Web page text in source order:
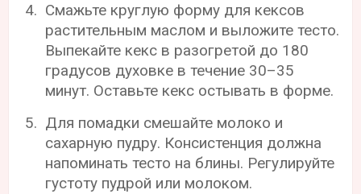
Смажьте круглую форму для кексов
растительным маслом и выложите тесто.
Выпекайте кекс в разогретой до 180
градусов духовке в течение 30–35
минут. Оставьте кекс остывать в форме.
Для помадки смешайте молоко и
сахарную пудру. Консистенция должна
напоминать тесто на блины. Регулируйте
густоту пудрой или молоком.